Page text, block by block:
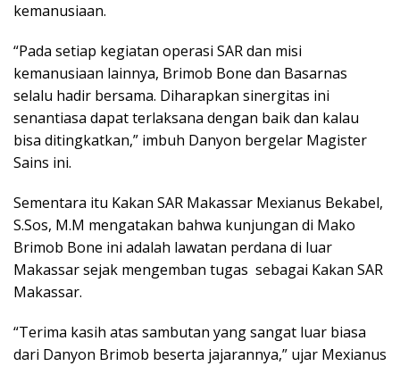
kemanusiaan.
“Pada setiap kegiatan operasi SAR dan misi
kemanusiaan lainnya, Brimob Bone dan Basarnas
selalu hadir bersama. Diharapkan sinergitas ini
senantiasa dapat terlaksana dengan baik dan kalau
bisa ditingkatkan,” imbuh Danyon bergelar Magister
Sains ini.
Sementara itu Kakan SAR Makassar Mexianus Bekabel,
S.Sos, M.M mengatakan bahwa kunjungan di Mako
Brimob Bone ini adalah lawatan perdana di luar
Makassar sejak mengemban tugas sebagai Kakan SAR
Makassar.
“Terima kasih atas sambutan yang sangat luar biasa
dari Danyon Brimob beserta jajarannya,” ujar Mexianus